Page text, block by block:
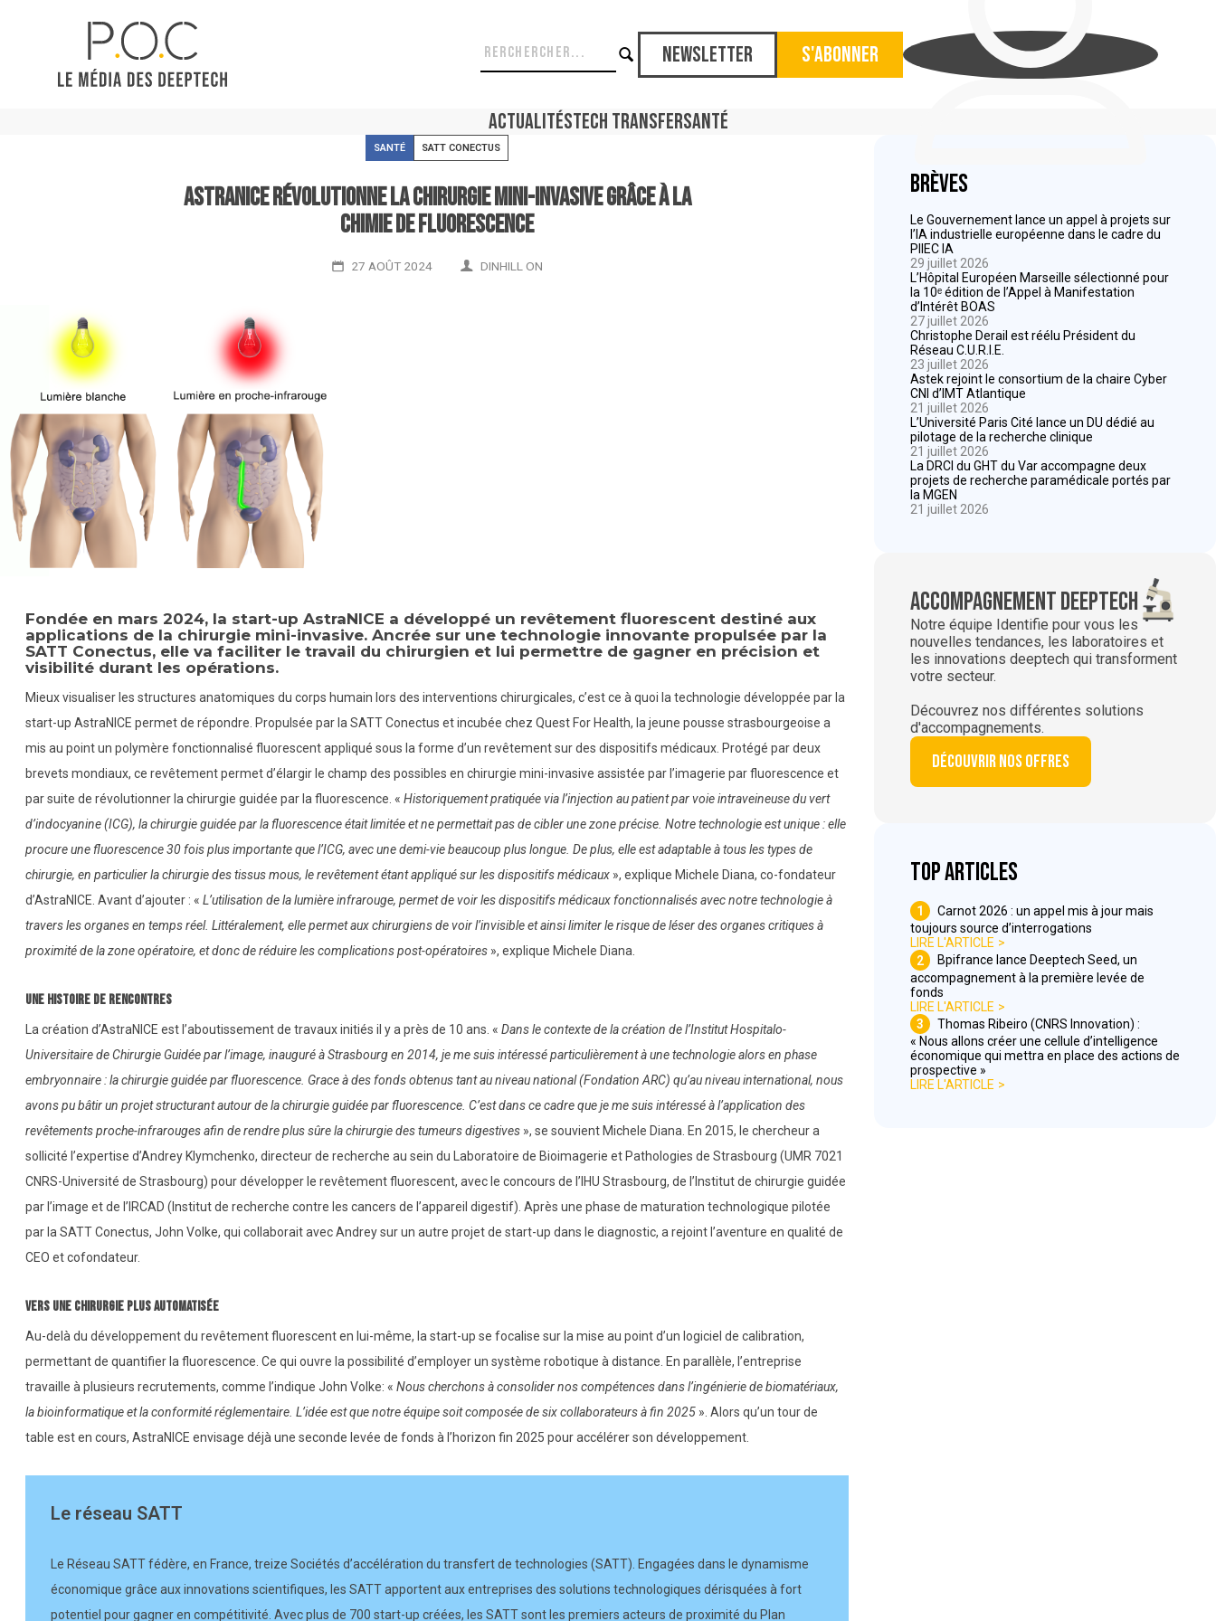
Newsletter S'abonner
ActualitésTech TransferSanté
SANTÉ SATT CONECTUS
AstraNICE révolutionne la chirurgie mini-invasive grâce à la
chimie de fluorescence
27 AOÛT 2024 DINHILL ON
Fondée en mars 2024, la start-up AstraNICE a développé un revêtement fluorescent destiné aux
applications de la chirurgie mini-invasive. Ancrée sur une technologie innovante propulsée par la
SATT Conectus, elle va faciliter le travail du chirurgien et lui permettre de gagner en précision et
visibilité durant les opérations.
Mieux visualiser les structures anatomiques du corps humain lors des interventions chirurgicales, c’est ce à quoi la technologie développée par la
start-up AstraNICE permet de répondre. Propulsée par la SATT Conectus et incubée chez Quest For Health, la jeune pousse strasbourgeoise a
mis au point un polymère fonctionnalisé fluorescent appliqué sous la forme d’un revêtement sur des dispositifs médicaux. Protégé par deux
brevets mondiaux, ce revêtement permet d’élargir le champ des possibles en chirurgie mini-invasive assistée par l’imagerie par fluorescence et
par suite de révolutionner la chirurgie guidée par la fluorescence. « Historiquement pratiquée via l’injection au patient par voie intraveineuse du vert
d’indocyanine (ICG), la chirurgie guidée par la fluorescence était limitée et ne permettait pas de cibler une zone précise. Notre technologie est unique : elle
procure une fluorescence 30 fois plus importante que l’ICG, avec une demi-vie beaucoup plus longue. De plus, elle est adaptable à tous les types de
chirurgie, en particulier la chirurgie des tissus mous, le revêtement étant appliqué sur les dispositifs médicaux », explique Michele Diana, co-fondateur
d’AstraNICE. Avant d’ajouter : « L’utilisation de la lumière infrarouge, permet de voir les dispositifs médicaux fonctionnalisés avec notre technologie à
travers les organes en temps réel. Littéralement, elle permet aux chirurgiens de voir l’invisible et ainsi limiter le risque de léser des organes critiques à
proximité de la zone opératoire, et donc de réduire les complications post-opératoires », explique Michele Diana.
Une histoire de rencontres
La création d’AstraNICE est l’aboutissement de travaux initiés il y a près de 10 ans. « Dans le contexte de la création de l’Institut Hospitalo-
Universitaire de Chirurgie Guidée par l’image, inauguré à Strasbourg en 2014, je me suis intéressé particulièrement à une technologie alors en phase
embryonnaire : la chirurgie guidée par fluorescence. Grace à des fonds obtenus tant au niveau national (Fondation ARC) qu’au niveau international, nous
avons pu bâtir un projet structurant autour de la chirurgie guidée par fluorescence. C’est dans ce cadre que je me suis intéressé à l’application des
revêtements proche-infrarouges afin de rendre plus sûre la chirurgie des tumeurs digestives », se souvient Michele Diana. En 2015, le chercheur a
sollicité l’expertise d’Andrey Klymchenko, directeur de recherche au sein du Laboratoire de Bioimagerie et Pathologies de Strasbourg (UMR 7021
CNRS-Université de Strasbourg) pour développer le revêtement fluorescent, avec le concours de l’IHU Strasbourg, de l’Institut de chirurgie guidée
par l’image et de l’IRCAD (Institut de recherche contre les cancers de l’appareil digestif). Après une phase de maturation technologique pilotée
par la SATT Conectus, John Volke, qui collaborait avec Andrey sur un autre projet de start-up dans le diagnostic, a rejoint l’aventure en qualité de
CEO et cofondateur.
Vers une chirurgie plus automatisée
Au-delà du développement du revêtement fluorescent en lui-même, la start-up se focalise sur la mise au point d’un logiciel de calibration,
permettant de quantifier la fluorescence. Ce qui ouvre la possibilité d’employer un système robotique à distance. En parallèle, l’entreprise
travaille à plusieurs recrutements, comme l’indique John Volke: « Nous cherchons à consolider nos compétences dans l’ingénierie de biomatériaux,
la bioinformatique et la conformité réglementaire. L’idée est que notre équipe soit composée de six collaborateurs à fin 2025 ». Alors qu’un tour de
table est en cours, AstraNICE envisage déjà une seconde levée de fonds à l’horizon fin 2025 pour accélérer son développement.
Le réseau SATT
Le Réseau SATT fédère, en France, treize Sociétés d’accélération du transfert de technologies (SATT). Engagées dans le dynamisme
économique grâce aux innovations scientifiques, les SATT apportent aux entreprises des solutions technologiques dérisquées à fort
potentiel pour gagner en compétitivité. Avec plus de 700 start-up créées, les SATT sont les premiers acteurs de proximité du Plan
Brèves
Le Gouvernement lance un appel à projets sur
l’IA industrielle européenne dans le cadre du
PIIEC IA
29 juillet 2026
L’Hôpital Européen Marseille sélectionné pour
la 10ᵉ édition de l’Appel à Manifestation
d’Intérêt BOAS
27 juillet 2026
Christophe Derail est réélu Président du
Réseau C.U.R.I.E.
23 juillet 2026
Astek rejoint le consortium de la chaire Cyber
CNI d’IMT Atlantique
21 juillet 2026
L’Université Paris Cité lance un DU dédié au
pilotage de la recherche clinique
21 juillet 2026
La DRCI du GHT du Var accompagne deux
projets de recherche paramédicale portés par
la MGEN
21 juillet 2026
Accompagnement deeptech
Notre équipe Identifie pour vous les
nouvelles tendances, les laboratoires et
les innovations deeptech qui transforment
votre secteur.
Découvrez nos différentes solutions
d'accompagnements.
Découvrir nos offres
Top articles
1
Carnot 2026 : un appel mis à jour mais
toujours source d’interrogations
LIRE L'ARTICLE
2
Bpifrance lance Deeptech Seed, un
accompagnement à la première levée de
fonds
LIRE L'ARTICLE
3
Thomas Ribeiro (CNRS Innovation) :
« Nous allons créer une cellule d’intelligence
économique qui mettra en place des actions de
prospective »
LIRE L'ARTICLE